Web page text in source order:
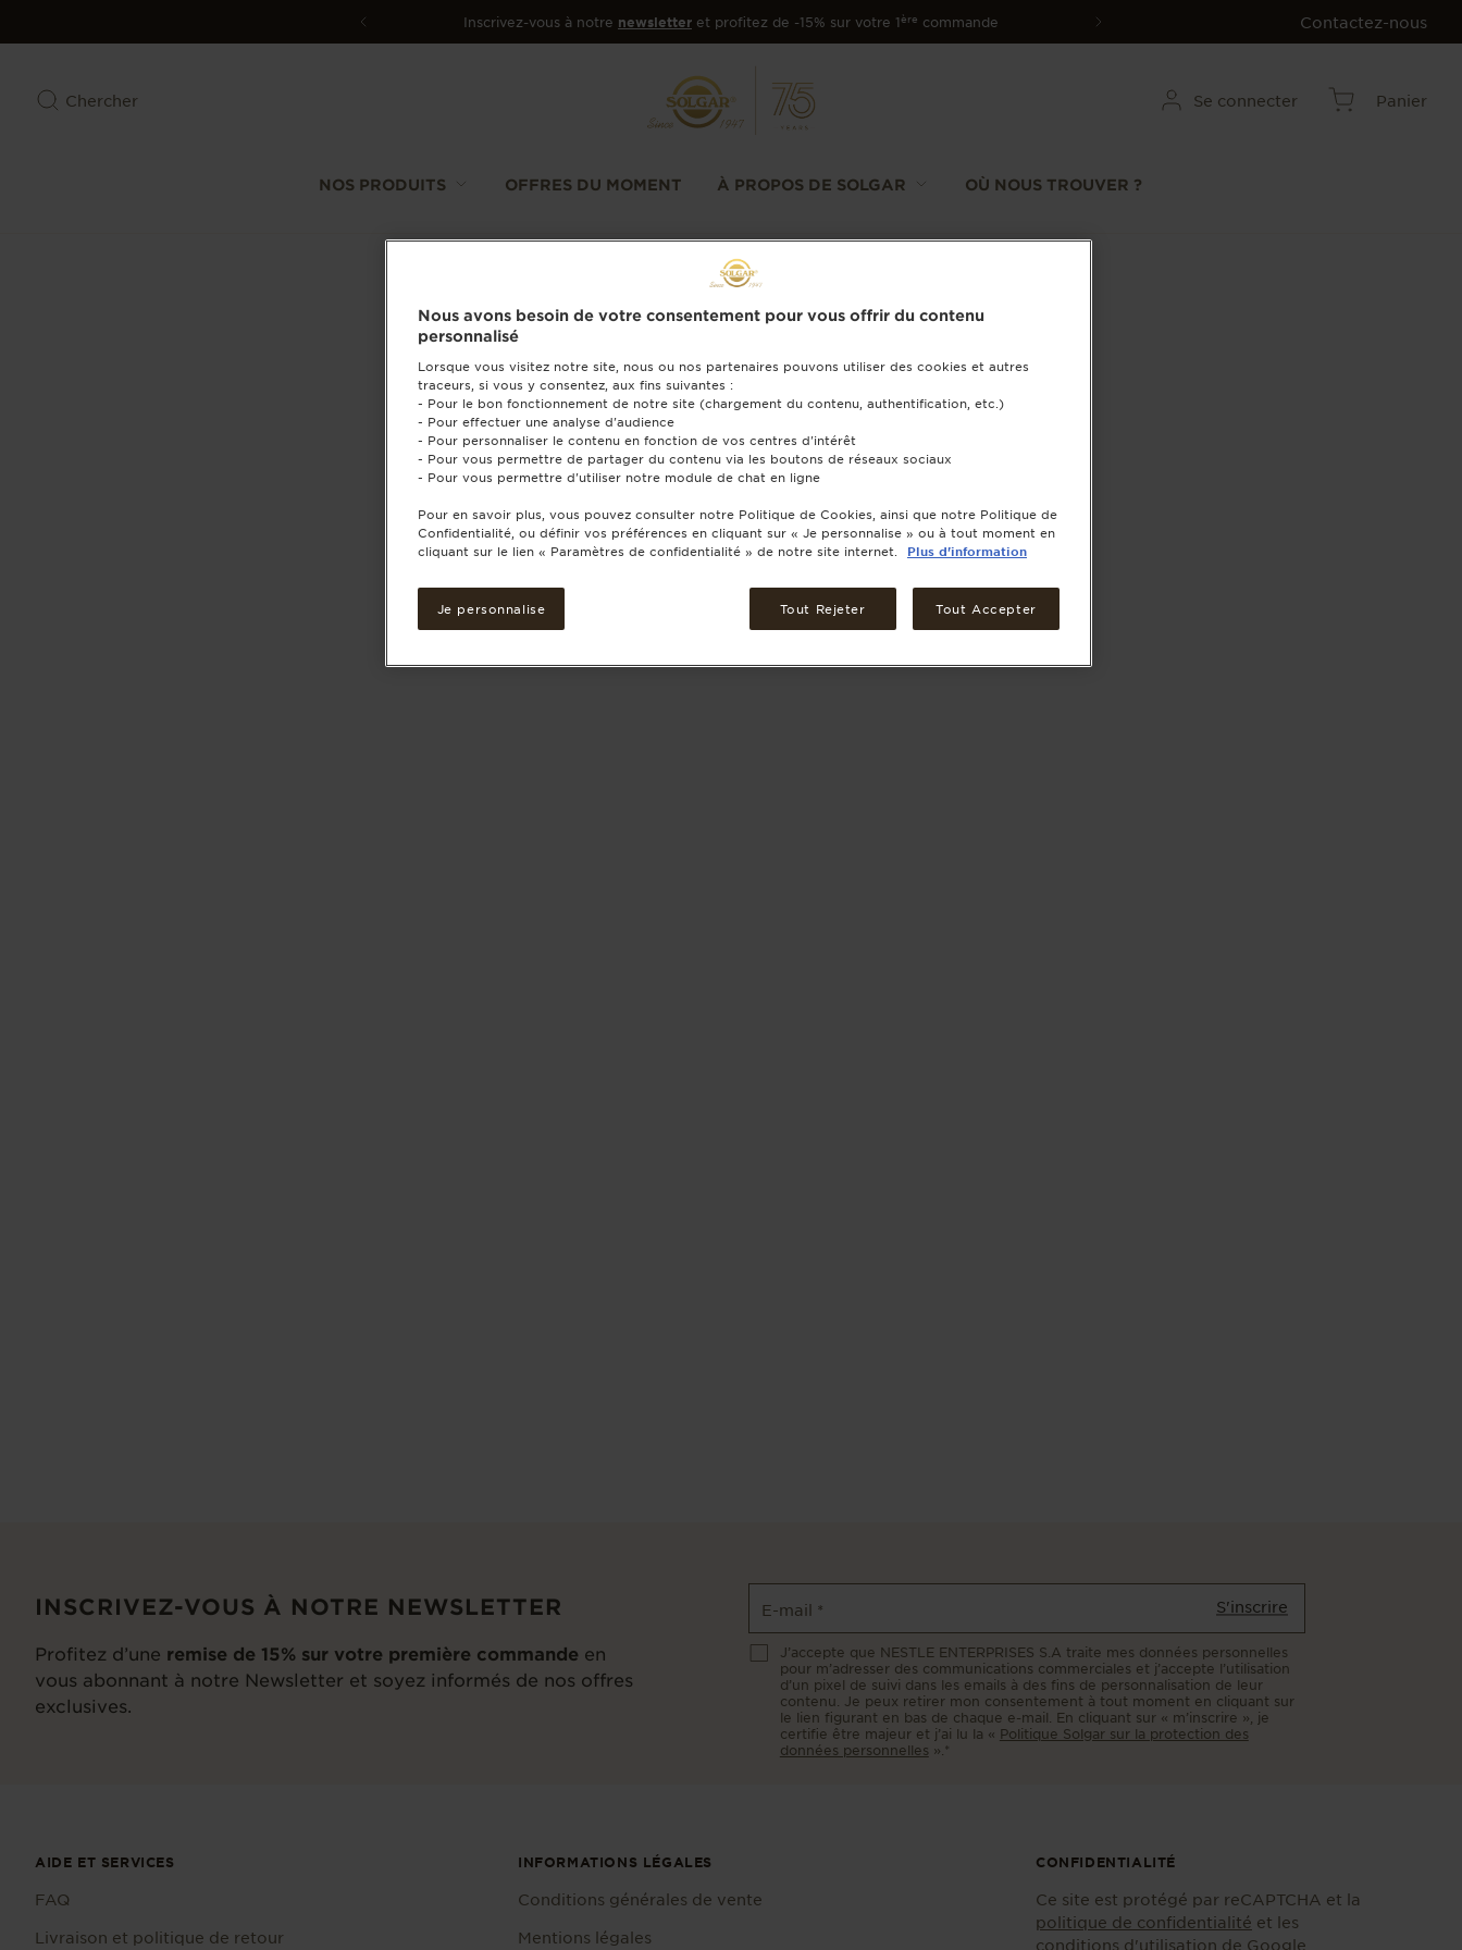
Inscrivez-vous à notre newsletteret profitez de -15% sur votre 1ère commande Contactez-nous
Chercher Se connecter Panier
NOS PRODUITS OFFRES DU MOMENT À PROPOS DE SOLGAR OÙ NOUS TROUVER ?
INSCRIVEZ-VOUS À NOTRE NEWSLETTER
Profitez d’une remise de 15% sur votre première commande en
vous abonnant à notre Newsletter et soyez informés de nos offres
exclusives.
E-mail * S'inscrire
J’accepte que NESTLE ENTERPRISES S.A traite mes données personnelles
pour m’adresser des communications commerciales et j’accepte l’utilisation
d’un pixel de suivi dans les emails à des fins de personnalisation de leur
contenu. Je peux retirer mon consentement à tout moment en cliquant sur
le lien figurant en bas de chaque e-mail. En cliquant sur « m’inscrire », je
certifie être majeur et j’ai lu la « Politique Solgar sur la protection des
données personnelles ».*
AIDE ET SERVICES
FAQ
Livraison et politique de retour
INFORMATIONS LÉGALES
Conditions générales de vente
Mentions légales
CONFIDENTIALITÉ
Ce site est protégé par reCAPTCHA et la
politique de confidentialité et les
conditions d'utilisation de Google
Nous avons besoin de votre consentement pour vous offrir du contenu
personnalisé
Lorsque vous visitez notre site, nous ou nos partenaires pouvons utiliser des cookies et autres
traceurs, si vous y consentez, aux fins suivantes :
- Pour le bon fonctionnement de notre site (chargement du contenu, authentification, etc.)
- Pour effectuer une analyse d'audience
- Pour personnaliser le contenu en fonction de vos centres d'intérêt
- Pour vous permettre de partager du contenu via les boutons de réseaux sociaux
- Pour vous permettre d'utiliser notre module de chat en ligne
Pour en savoir plus, vous pouvez consulter notre Politique de Cookies, ainsi que notre Politique de
Confidentialité, ou définir vos préférences en cliquant sur « Je personnalise » ou à tout moment en
cliquant sur le lien « Paramètres de confidentialité » de notre site internet.
Plus d'information
Tout Rejeter Tout Accepter
Je personnalise